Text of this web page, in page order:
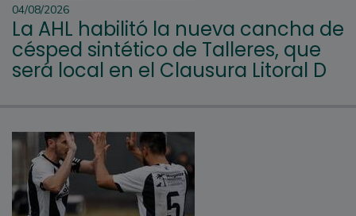
04/08/2026
La AHL habilitó la nueva cancha de
césped sintético de Talleres, que
será local en el Clausura Litoral D